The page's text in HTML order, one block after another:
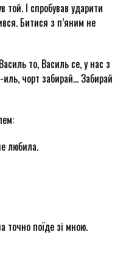
той. І спробував ударити
Битися з п’яним не
то, Василь се, у нас з
чорт забирай… Забирай
любила.
точно поїде зі мною.